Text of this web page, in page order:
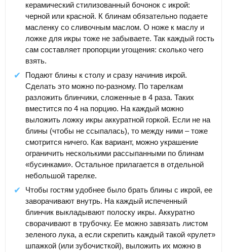
керамический стилизованный бочонок с икрой:
черной или красной. К блинам обязательно подаете
масленку со сливочным маслом. О ноже к маслу и
ложке для икры тоже не забываете. Так каждый гость
сам составляет пропорции угощения: сколько чего
взять.
Подают блины к столу и сразу начинив икрой.
Сделать это можно по-разному. По тарелкам
разложить блинчики, сложенные в 4 раза. Таких
вместится по 4 на порцию. На каждый можно
выложить ложку икры аккуратной горкой. Если не на
блины (чтобы не ссыпалась), то между ними – тоже
смотрится ничего. Как вариант, можно украшение
ограничить несколькими рассыпанными по блинам
«бусинками». Остальное прилагается в отдельной
небольшой тарелке.
Чтобы гостям удобнее было брать блины с икрой, ее
заворачивают внутрь. На каждый испеченный
блинчик выкладывают полоску икры. Аккуратно
сворачивают в трубочку. Ее можно завязать листом
зеленого лука, а если скрепить каждый такой «рулет»
шпажкой (или зубочисткой), выложить их можно в